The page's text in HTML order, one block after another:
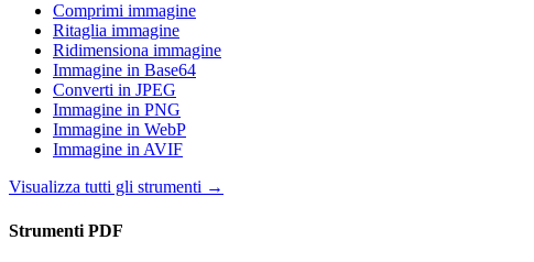
Comprimi immagine
Ritaglia immagine
Ridimensiona immagine
Immagine in Base64
Converti in JPEG
Immagine in PNG
Immagine in WebP
Immagine in AVIF
Visualizza tutti gli strumenti →
Strumenti PDF